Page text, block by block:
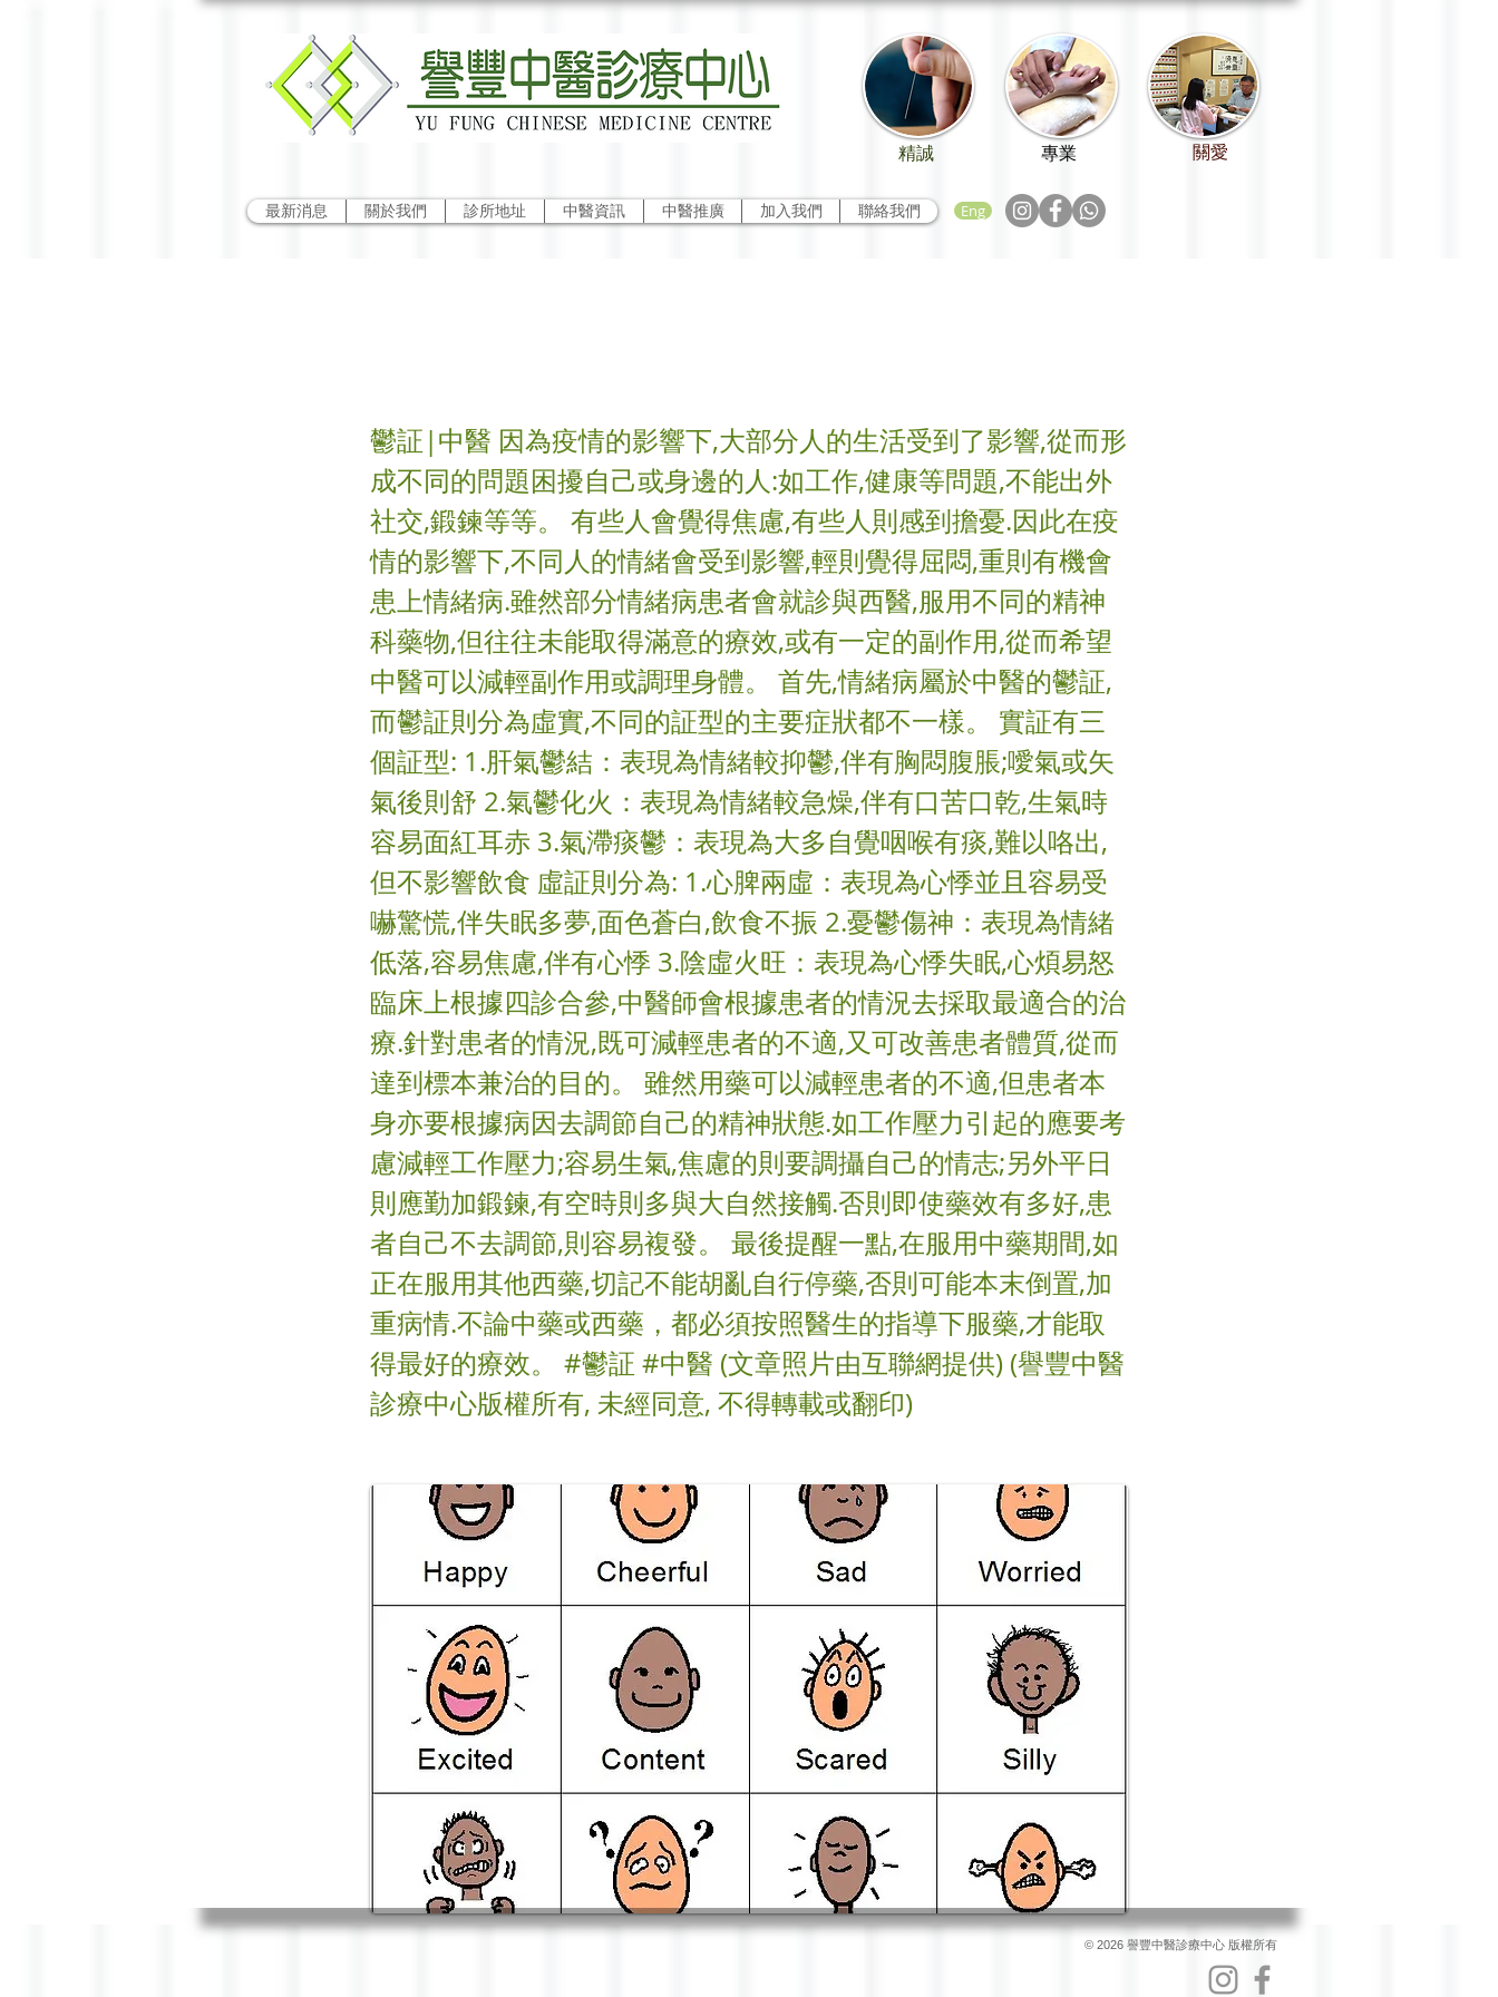
精誠
最新消息 關於我們 診所地址 中醫資訊 中醫推廣 加入我們 聯絡我們 Eng
專業 關愛
鬱証|中醫 因為疫情的影響下,大部分人的生活受到了影響,從而形
成不同的問題困擾自己或身邊的人:如工作,健康等問題,不能出外
社交,鍛鍊等等。 有些人會覺得焦慮,有些人則感到擔憂.因此在疫
情的影響下,不同人的情緒會受到影響,輕則覺得屈悶,重則有機會
患上情緒病.雖然部分情緒病患者會就診與西醫,服用不同的精神
科藥物,但往往未能取得滿意的療效,或有一定的副作用,從而希望
中醫可以減輕副作用或調理身體。 首先,情緒病屬於中醫的鬱証,
而鬱証則分為虛實,不同的証型的主要症狀都不一樣。 實証有三
個証型: 1.肝氣鬱結：表現為情緒較抑鬱,伴有胸悶腹脹;噯氣或矢
氣後則舒 2.氣鬱化火：表現為情緒較急燥,伴有口苦口乾,生氣時
容易面紅耳赤 3.氣滯痰鬱：表現為大多自覺咽喉有痰,難以咯出,
但不影響飲食 虛証則分為: 1.心脾兩虛：表現為心悸並且容易受
嚇驚慌,伴失眠多夢,面色蒼白,飲食不振 2.憂鬱傷神：表現為情緒
低落,容易焦慮,伴有心悸 3.陰虛火旺：表現為心悸失眠,心煩易怒
臨床上根據四診合參,中醫師會根據患者的情況去採取最適合的治
療.針對患者的情況,既可減輕患者的不適,又可改善患者體質,從而
達到標本兼治的目的。 雖然用藥可以減輕患者的不適,但患者本
身亦要根據病因去調節自己的精神狀態.如工作壓力引起的應要考
慮減輕工作壓力;容易生氣,焦慮的則要調攝自己的情志;另外平日
則應勤加鍛鍊,有空時則多與大自然接觸.否則即使藥效有多好,患
者自己不去調節,則容易複發。 最後提醒一點,在服用中藥期間,如
正在服用其他西藥,切記不能胡亂自行停藥,否則可能本末倒置,加
重病情.不論中藥或西藥，都必須按照醫生的指導下服藥,才能取
得最好的療效。 #鬱証 #中醫 (文章照片由互聯網提供) (譽豐中醫
診療中心版權所有, 未經同意, 不得轉載或翻印)
© 2026 譽豐中醫診療中心 版權所有